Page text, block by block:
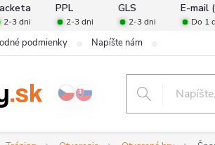
PPL GLS E-mail
2-3 dni 2-3 dni 2-3 dni Do 1
podmienky Napíšte nám